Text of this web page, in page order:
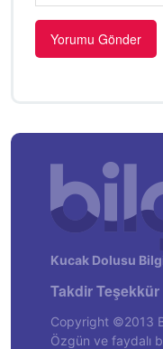
Kucak Dolusu
Takdir
Copyright ©2013
Özgün ve faydalı